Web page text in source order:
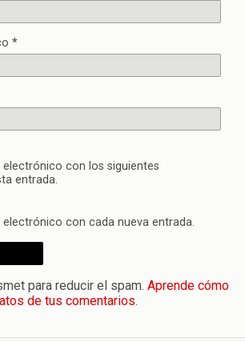
*
electrónico con los siguientes
entrada.
electrónico con cada nueva entrada.
para reducir el spam. Aprende cómo
de tus comentarios.